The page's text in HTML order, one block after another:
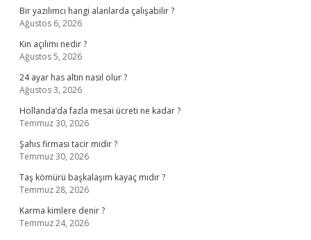
Bir yazılımcı hangi alanlarda çalışabilir ?
Ağustos 6, 2026
Kin açılımı nedir ?
Ağustos 5, 2026
24 ayar has altın nasıl olur ?
Ağustos 3, 2026
Hollanda’da fazla mesai ücreti ne kadar ?
Temmuz 30, 2026
Şahıs firması tacir midir ?
Temmuz 30, 2026
Taş kömürü başkalaşım kayaç mıdır ?
Temmuz 28, 2026
Karma kimlere denir ?
Temmuz 24, 2026